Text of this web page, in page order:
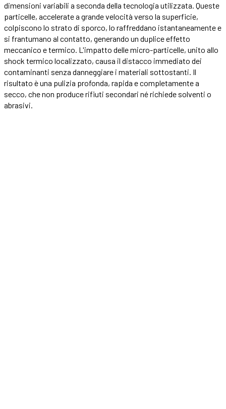
dimensioni variabili a seconda della tecnologia utilizzata. Queste
particelle, accelerate a grande velocità verso la superficie,
colpiscono lo strato di sporco, lo raffreddano istantaneamente e
si frantumano al contatto, generando un duplice effetto
meccanico e termico. L'impatto delle micro-particelle, unito allo
shock termico localizzato, causa il distacco immediato dei
contaminanti senza danneggiare i materiali sottostanti. Il
risultato è una pulizia profonda, rapida e completamente a
secco, che non produce rifiuti secondari né richiede solventi o
abrasivi.